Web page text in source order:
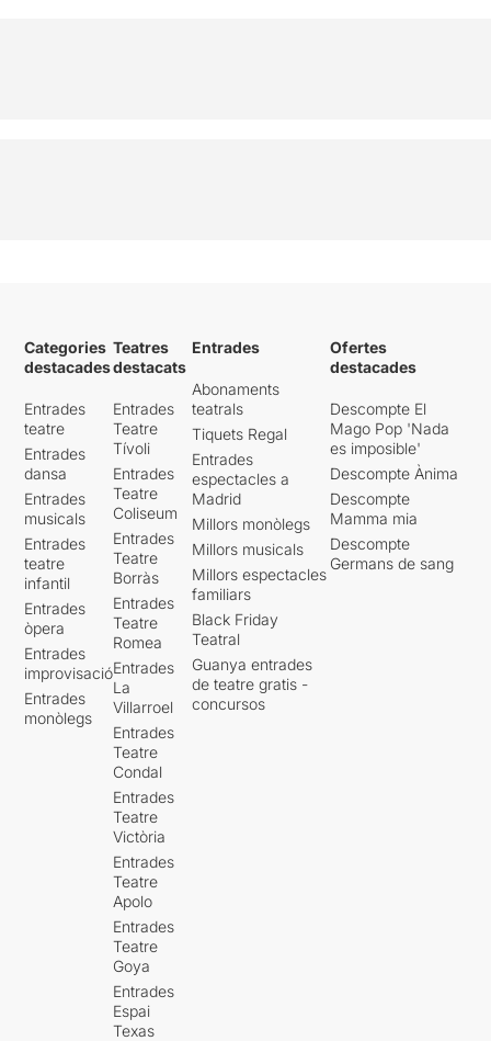
Categories
destacades
Entrades
teatre
Entrades
dansa
Entrades
musicals
Entrades
teatre
infantil
Entrades
òpera
Entrades
improvisació
Entrades
monòlegs
Teatres
destacats
Entrades
Teatre
Tívoli
Entrades
Teatre
Coliseum
Entrades
Teatre
Borràs
Entrades
Teatre
Romea
Entrades
La
Villarroel
Entrades
Teatre
Condal
Entrades
Teatre
Victòria
Entrades
Teatre
Apolo
Entrades
Teatre
Goya
Entrades
Espai
Texas
Entrades
Abonaments
teatrals
Tiquets Regal
Entrades
espectacles a
Madrid
Millors monòlegs
Millors musicals
Millors espectacles
familiars
Black Friday
Teatral
Guanya entrades
de teatre gratis -
concursos
Ofertes
destacades
Descompte El
Mago Pop 'Nada
es imposible'
Descompte Ànima
Descompte
Mamma mia
Descompte
Germans de sang